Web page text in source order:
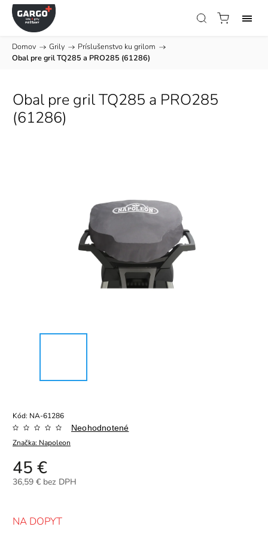
Domov / Grily / Príslušenstvo ku grilom /
Obal pre gril TQ285 a PRO285 (61286)
Obal pre gril TQ285 a PRO285
(61286)
Kód: NA-61286
Značka: Napoleon
Neohodnotené
45 €
36,59 € bez DPH
NA DOPYT